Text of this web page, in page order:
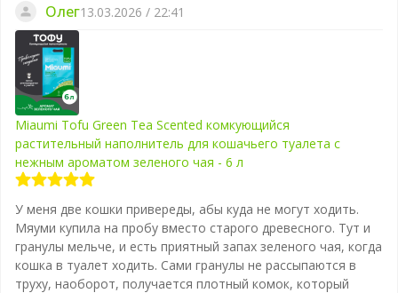
Олег13.03.2026 / 22:41
Miaumi Tofu Green Tea Scented комкующийся
растительный наполнитель для кошачьего туалета с
нежным ароматом зеленого чая - 6 л
У меня две кошки привереды, абы куда не могут ходить.
Мяуми купила на пробу вместо старого древесного. Тут и
гранулы мельче, и есть приятный запах зеленого чая, когда
кошка в туалет ходить. Сами гранулы не рассыпаются в
труху, наоборот, получается плотный комок, который